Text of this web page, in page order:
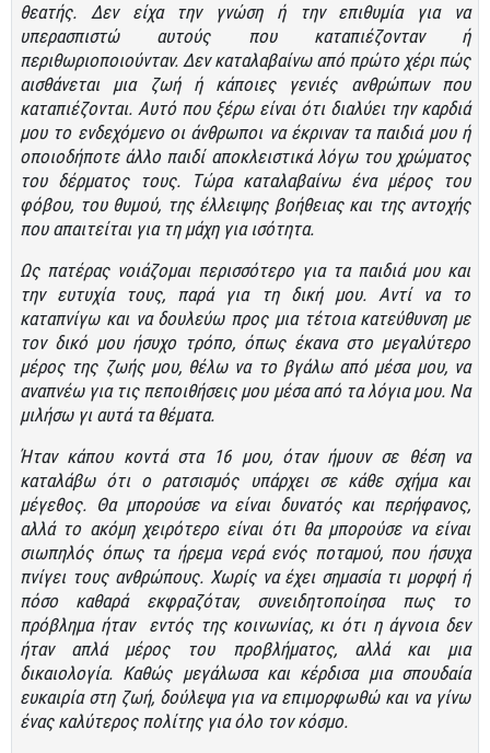
θεατής. Δεν είχα την γνώση ή την επιθυμία για να
υπερασπιστώ αυτούς που καταπιέζονταν ή
περιθωριοποιούνταν. Δεν καταλαβαίνω από πρώτο χέρι πώς
αισθάνεται μια ζωή ή κάποιες γενιές ανθρώπων που
καταπιέζονται. Αυτό που ξέρω είναι ότι διαλύει την καρδιά
μου το ενδεχόμενο οι άνθρωποι να έκριναν τα παιδιά μου ή
οποιοδήποτε άλλο παιδί αποκλειστικά λόγω του χρώματος
του δέρματος τους. Τώρα καταλαβαίνω ένα μέρος του
φόβου, του θυμού, της έλλειψης βοήθειας και της αντοχής
που απαιτείται για τη μάχη για ισότητα.
Ως πατέρας νοιάζομαι περισσότερο για τα παιδιά μου και
την ευτυχία τους, παρά για τη δική μου. Αντί να το
καταπνίγω και να δουλεύω προς μια τέτοια κατεύθυνση με
τον δικό μου ήσυχο τρόπο, όπως έκανα στο μεγαλύτερο
μέρος της ζωής μου, θέλω να το βγάλω από μέσα μου, να
αναπνέω για τις πεποιθήσεις μου μέσα από τα λόγια μου. Να
μιλήσω γι αυτά τα θέματα.
Ήταν κάπου κοντά στα 16 μου, όταν ήμουν σε θέση να
καταλάβω ότι ο ρατσισμός υπάρχει σε κάθε σχήμα και
μέγεθος. Θα μπορούσε να είναι δυνατός και περήφανος,
αλλά το ακόμη χειρότερο είναι ότι θα μπορούσε να είναι
σιωπηλός όπως τα ήρεμα νερά ενός ποταμού, που ήσυχα
πνίγει τους ανθρώπους. Χωρίς να έχει σημασία τι μορφή ή
πόσο καθαρά εκφραζόταν, συνειδητοποίησα πως το
πρόβλημα ήταν εντός της κοινωνίας, κι ότι η άγνοια δεν
ήταν απλά μέρος του προβλήματος, αλλά και μια
δικαιολογία. Καθώς μεγάλωσα και κέρδισα μια σπουδαία
ευκαιρία στη ζωή, δούλεψα για να επιμορφωθώ και να γίνω
ένας καλύτερος πολίτης για όλο τον κόσμο.